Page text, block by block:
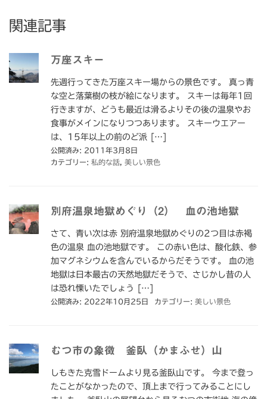
関連記事
万座スキー
先週行ってきた万座スキー場からの景色です。 真っ青
な空と落葉樹の枝が絵になります。 スキーは毎年1回
行きますが、どうも最近は滑るよりその後の温泉やお
食事がメインになりつつあります。 スキーウエアー
は、15年以上の前のど派 […]
公開済み: 2011年3月8日
カテゴリー: 私的な話 美しい景色
別府温泉地獄めぐり（2） 血の池地獄
さて、青い次は赤 別府温泉地獄めぐりの2つ目は赤褐
色の温泉 血の池地獄です。 この赤い色は、酸化鉄、参
加マグネシウムを含んでいるからだそうです。 血の池
地獄は日本最古の天然地獄だそうで、さじかし昔の人
は恐れ慄いたでしょう […]
公開済み: 2022年10月25日 カテゴリー: 美しい景色
むつ市の象徴 釜臥（かまふせ）山
しもきた克雪ドームより見る釜臥山です。 今まで登っ
たことがなかったので、頂上まで行ってみることにし